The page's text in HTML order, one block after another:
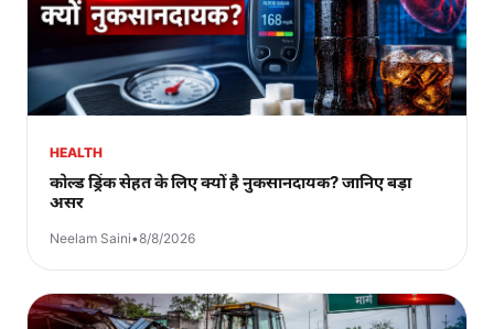
HEALTH
कोल्ड ड्रिंक सेहत के लिए क्यों है नुकसानदायक? जानिए बड़ा
असर
Neelam Saini•8/8/2026